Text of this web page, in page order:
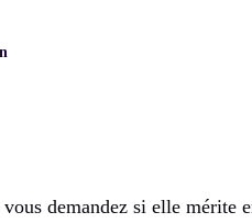
demandez si elle mérite